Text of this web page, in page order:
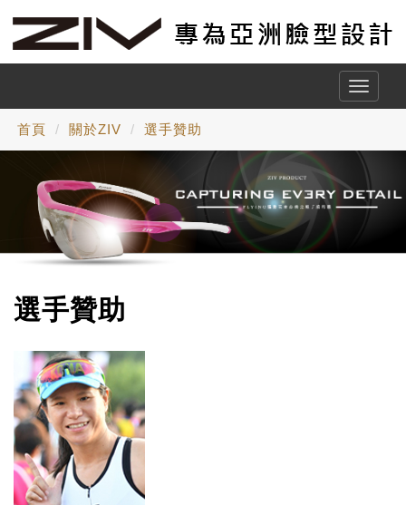
Toggle
首頁 關於ZIV 選手贊助
選手贊助